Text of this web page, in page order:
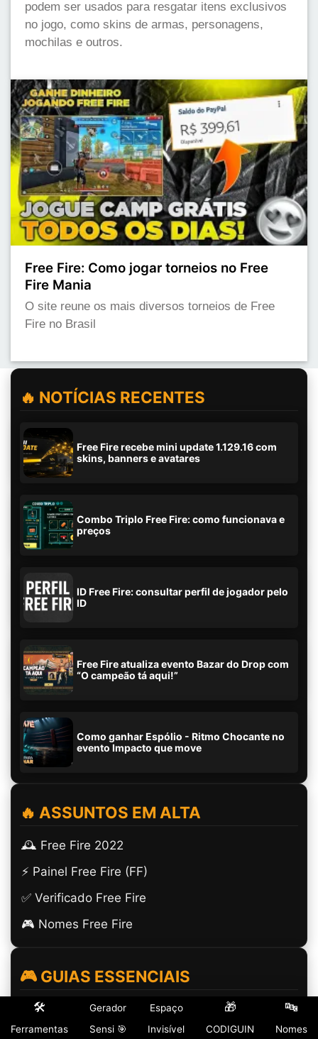
podem ser usados para resgatar itens exclusivos
no jogo, como skins de armas, personagens,
mochilas e outros.
Free Fire: Como jogar torneios no Free
Fire Mania
O site reune os mais diversos torneios de Free
Fire no Brasil
🔥 NOTÍCIAS RECENTES
Free Fire recebe mini update 1.129.16 com
skins, banners e avatares
Combo Triplo Free Fire: como funcionava e
preços
ID Free Fire: consultar perfil de jogador pelo
ID
Free Fire atualiza evento Bazar do Drop com
“O campeão tá aqui!”
Como ganhar Espólio - Ritmo Chocante no
evento Impacto que move
🔥 ASSUNTOS EM ALTA
🕰️ Free Fire 2022
⚡ Painel Free Fire (FF)
✅ Verificado Free Fire
🎮 Nomes Free Fire
🎮 GUIAS ESSENCIAIS
(ㅤ) Espaço Invisível
Dicas e Guias Free Fire
🛠️
Ferramentas
Gerador
Sensi 🎯
Espaço
Invisível
🎁
CODIGUIN
🔤
Nomes